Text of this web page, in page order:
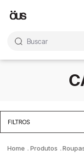
FILTROS
Produtos